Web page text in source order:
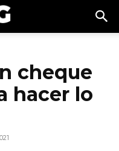
cheque
hacer lo